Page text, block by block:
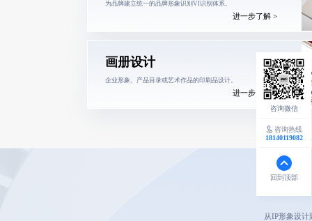
为品牌建立统一的品牌形象识别VI识别体系。
进一步了解 >
画册设计
企业形象、产品目录或艺术作品的印刷品设计。
进一步了解 >
从IP形象设
咨询热线
18140119082
回到顶部